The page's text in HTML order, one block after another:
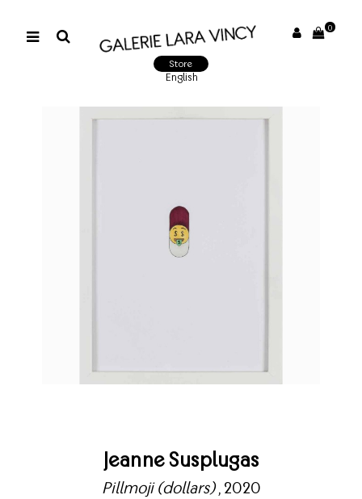
0
Store
English
Jeanne Susplugas
Pillmoji (dollars), 2020